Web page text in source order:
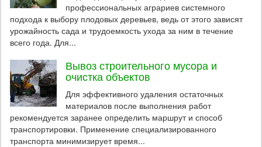
профессиональных аграриев системного
подхода к выбору плодовых деревьев, ведь от этого зависят
урожайность сада и трудоемкость ухода за ним в течение
всего года. Для...
Вывоз строительного мусора и
очистка объектов
Для эффективного удаления остаточных
материалов после выполнения работ
рекомендуется заранее определить маршрут и способ
транспортировки. Применение специализированного
транспорта минимизирует время...